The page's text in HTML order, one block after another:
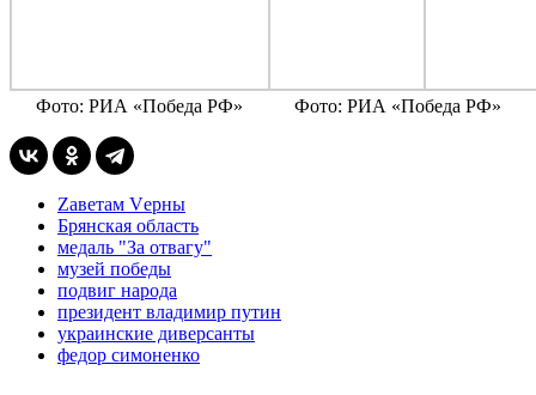
Фото: РИА «Победа РФ» Фото: РИА «Победа РФ»
Zаветам Vерны
Брянская область
медаль "За отвагу"
музей победы
подвиг народа
президент владимир путин
украинские диверсанты
федор симоненко